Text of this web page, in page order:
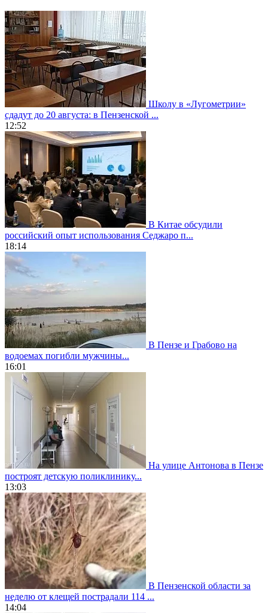
Школу в «Лугометрии»
сдадут до 20 августа: в Пензенской ...
12:52
В Китае обсудили
российский опыт использования Седжаро п...
18:14
В Пензе и Грабово на
водоемах погибли мужчины...
16:01
На улице Антонова в Пензе
построят детскую поликлинику...
13:03
В Пензенской области за
неделю от клещей пострадали 114 ...
14:04